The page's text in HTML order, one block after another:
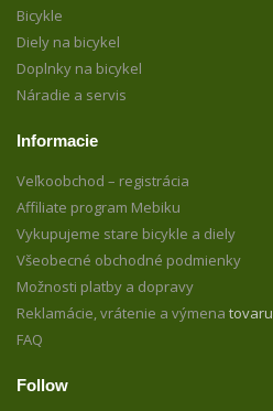
Bicykle
Diely na bicykel
Doplnky na bicykel
Náradie a servis
Informacie
Veľkoobchod – registrácia
Affiliate program Mebiku
Vykupujeme stare bicykle a diely
Všeobecné obchodné podmienky
Možnosti platby a dopravy
Reklamácie, vrátenie a výmena tovaru
FAQ
Follow